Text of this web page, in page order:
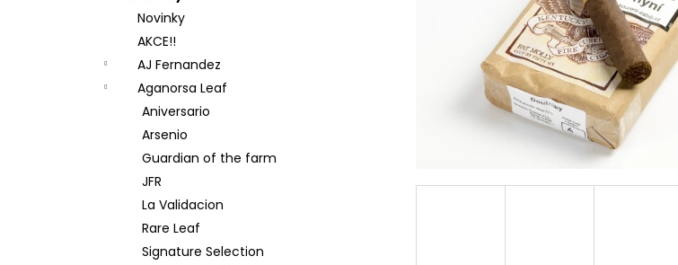
Novinky
AKCE!!
AJ Fernandez
Aganorsa Leaf
Aniversario
Arsenio
Guardian of the farm
JFR
La Validacion
Rare Leaf
Signature Selection
Doporučujeme
BOVEDA 69% 4G